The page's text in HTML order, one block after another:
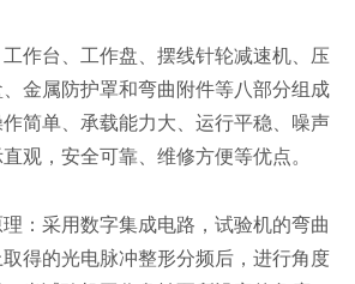
作台、工作盘、摆线针轮减速机、压
金属防护罩和弯曲附件等八部分组成
作简单、承载能力大、运行平稳、噪声
观，安全可靠、维修方便等优点。
：采用数字集成电路，试验机的弯曲
得的光电脉冲整形分频后，进行角度